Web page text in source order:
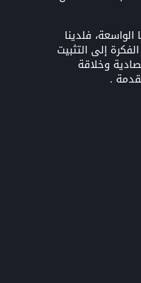
فلدينا
إلى التثبيت
وخلاقة
.